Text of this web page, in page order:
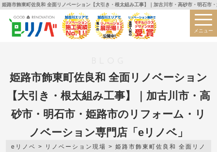
姫路市飾東町佐良和 全面リノベーション【大引き・根太組み工事】｜加古川市・高砂市・明石
姫路市飾東町佐良和 全面リノベーション
【大引き・根太組み工事】｜加古川市・高
砂市・明石市・姫路市のリフォーム・リ
ノベーション専門店「eリノベ」
eリノベ > リノベーション現場 > 姫路市飾東町佐良和 全面リノ
メニュー